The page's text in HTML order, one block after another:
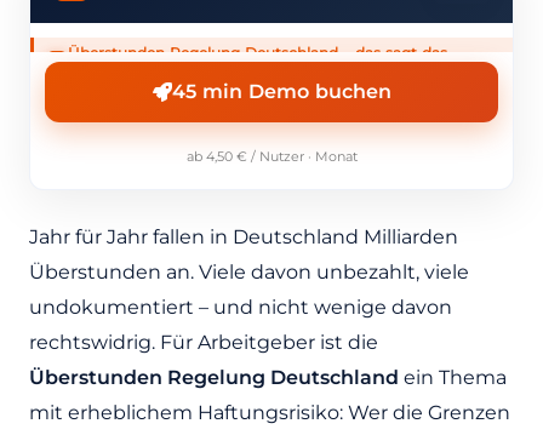
1
Überstunden Regelung Deutschland – das sagt das
Überstunden Regelung Deutschland im Arbeitsvertrag
verankern
Wann darf der Arbeitgeber Mehrarbeit anordnen?
5 Sonderregeln bei Teilzeit, Minijob und Schwangerschaft
6
Mitbestimmung des Betriebsrats bei Mehrarbeit nach § 87
BetrVG
Dokumentationspflicht für Überstunden seit dem BAG-
Urteil 2022
9 Überstundenvergütung
45 min Demo buchen
ab 4,50 € / Nutzer · Monat
Jahr für Jahr fallen in Deutschland Milliarden
Überstunden an. Viele davon unbezahlt, viele
undokumentiert – und nicht wenige davon
rechtswidrig. Für Arbeitgeber ist die
Überstunden Regelung Deutschland ein Thema
mit erheblichem Haftungsrisiko: Wer die Grenzen